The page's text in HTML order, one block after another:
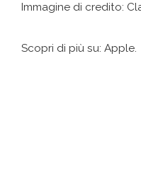
Immagine di credito:
Scopri di più su: Apple.